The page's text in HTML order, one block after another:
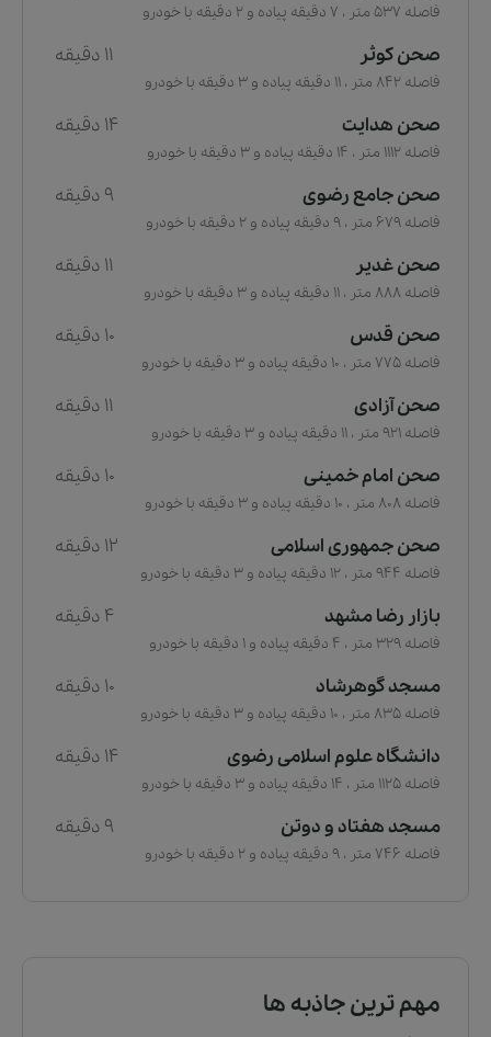
فاصله 537 متر ، 7 دقیقه پیاده و 2 دقیقه با خودرو
صحن کوثر 11 دقیقه
فاصله 842 متر ، 11 دقیقه پیاده و 3 دقیقه با خودرو
صحن هدایت 14 دقیقه
فاصله 1112 متر ، 14 دقیقه پیاده و 3 دقیقه با خودرو
صحن جامع رضوی 9 دقیقه
فاصله 679 متر ، 9 دقیقه پیاده و 2 دقیقه با خودرو
صحن غدیر 11 دقیقه
فاصله 888 متر ، 11 دقیقه پیاده و 3 دقیقه با خودرو
صحن قدس 10 دقیقه
فاصله 775 متر ، 10 دقیقه پیاده و 3 دقیقه با خودرو
صحن آزادی 11 دقیقه
فاصله 921 متر ، 11 دقیقه پیاده و 3 دقیقه با خودرو
صحن امام خمینی 10 دقیقه
فاصله 808 متر ، 10 دقیقه پیاده و 3 دقیقه با خودرو
صحن جمهوری اسلامی 12 دقیقه
فاصله 944 متر ، 12 دقیقه پیاده و 3 دقیقه با خودرو
بازار رضا مشهد 4 دقیقه
فاصله 329 متر ، 4 دقیقه پیاده و 1 دقیقه با خودرو
مسجد گوهرشاد 10 دقیقه
فاصله 835 متر ، 10 دقیقه پیاده و 3 دقیقه با خودرو
دانشگاه علوم اسلامی رضوی 14 دقیقه
فاصله 1125 متر ، 14 دقیقه پیاده و 3 دقیقه با خودرو
مسجد هفتاد و دوتن 9 دقیقه
فاصله 746 متر ، 9 دقیقه پیاده و 2 دقیقه با خودرو
مهم ترین جاذبه ها